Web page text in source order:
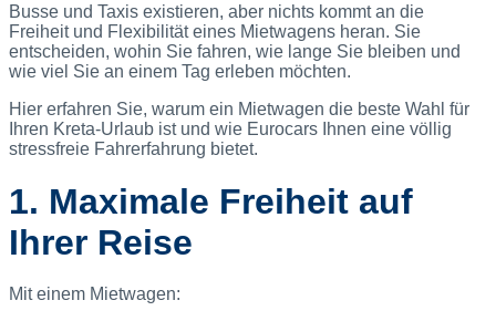
Busse und Taxis existieren, aber nichts kommt an die
Freiheit und Flexibilität eines Mietwagens heran. Sie
entscheiden, wohin Sie fahren, wie lange Sie bleiben und
wie viel Sie an einem Tag erleben möchten.
Hier erfahren Sie, warum ein Mietwagen die beste Wahl für
Ihren Kreta-Urlaub ist und wie Eurocars Ihnen eine völlig
stressfreie Fahrerfahrung bietet.
1. Maximale Freiheit auf
Ihrer Reise
Mit einem Mietwagen: